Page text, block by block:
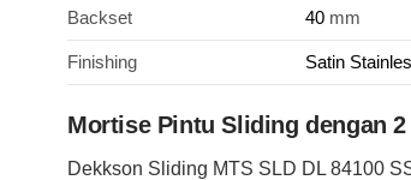
Backset 40 mm
Finishing Satin
Mortise Pintu Sliding dengan
Dekkson Sliding MTS SLD DL 84100